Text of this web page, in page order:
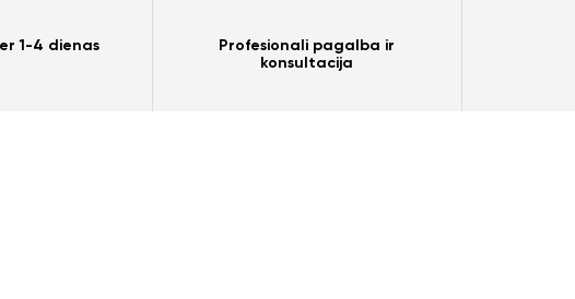
1-4 dienas
Profesionali pagalba ir
konsultacija